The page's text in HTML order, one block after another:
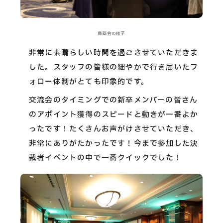
商談会の様子
非常に素晴らしい時間を過ごさせていただきま
した。スタッフの皆様の細やかで行き届いたフ
ォロー体制がとても印象的です。
交流会のタイミングでの新卒メンバーの皆さん
のアポイント獲得のスピードと動きが一番よか
ったです！たくさんお声がけさせていただき、
非常にありがたかったです！今まで参加した決
裁者イベントの中で一番クイックでした！